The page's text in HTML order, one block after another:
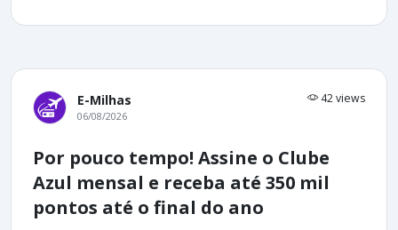
E-Milhas 42 views
06/08/2026
Por pouco tempo! Assine o Clube
Azul mensal e receba até 350 mil
pontos até o final do ano